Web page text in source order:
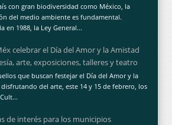
con gran biodiversidad como México, la
del medio ambiente es fundamental.
en 1988, la Ley General...
celebrar el Día del Amor y la Amistad
arte, exposiciones, talleres y teatro
que buscan festejar el Día del Amor y la
del arte, este 14 y 15 de febrero, los
de interés para los municipios